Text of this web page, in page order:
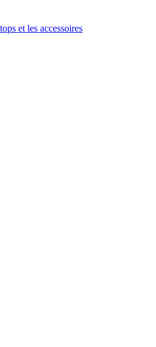
et les accessoires